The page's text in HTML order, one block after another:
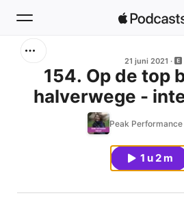
Home
21 juni 2021
154. Op de top
halverwege -
bergbeklimmer
Peak
1 u 2 m